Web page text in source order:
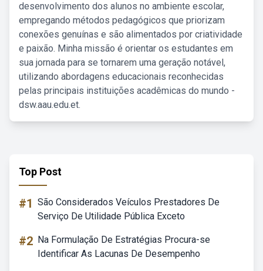
desenvolvimento dos alunos no ambiente escolar,
empregando métodos pedagógicos que priorizam
conexões genuínas e são alimentados por criatividade
e paixão. Minha missão é orientar os estudantes em
sua jornada para se tornarem uma geração notável,
utilizando abordagens educacionais reconhecidas
pelas principais instituições acadêmicas do mundo -
dsw.aau.edu.et.
Top Post
#1 São Considerados Veículos Prestadores De
Serviço De Utilidade Pública Exceto
#2 Na Formulação De Estratégias Procura-se
Identificar As Lacunas De Desempenho